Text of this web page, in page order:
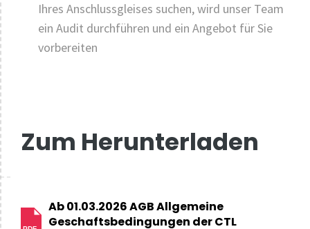
Ihres Anschlussgleises suchen, wird unser Team
ein Audit durchführen und ein Angebot für Sie
vorbereiten
Zum Herunterladen
Ab 01.03.2026 AGB Allgemeine
Geschaftsbedingungen der CTL